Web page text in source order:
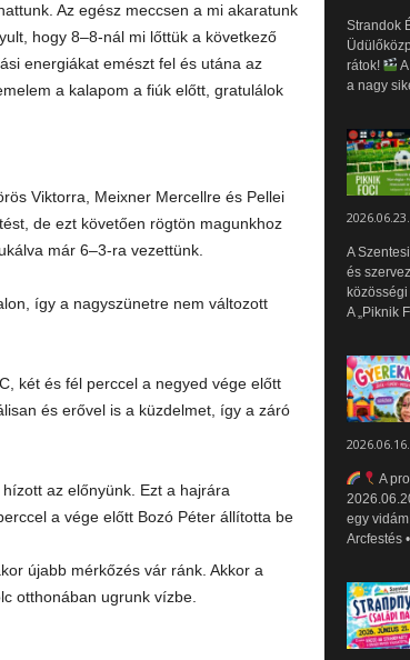
Az egész meccsen a mi akaratunk
hogy 8–8-nál mi lőttük a következő
energiákat emészt fel és utána az
a kalapom a fiúk előtt, gratulálok
Viktorra, Meixner Mercellre és Pellei
de ezt követően rögtön magunkhoz
már 6–3-ra vezettünk.
így a nagyszünetre nem változott
két és fél perccel a negyed vége előtt
és erővel is a küzdelmet, így a záró
az előnyünk. Ezt a hajrára
a vége előtt Bozó Péter állította be
újabb mérkőzés vár ránk. Akkor a
otthonában ugrunk vízbe.
Strandok
rátok!
a nagy
2026.06.23.
A
és
A „Piknik
2026.06.16.
A
egy
Arcfestés •